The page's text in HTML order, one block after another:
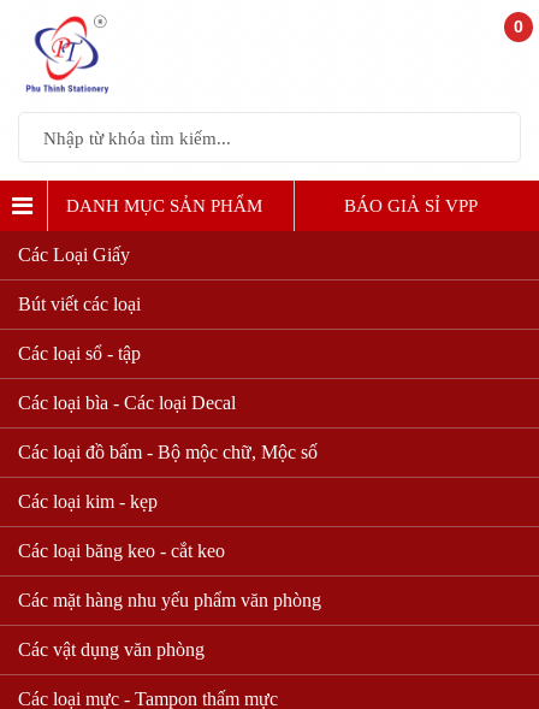
DANH MỤC SẢN PHẨM BÁO GIẢ SỈ VPP
Các Loại Giấy
Bút viết các loại
Các loại sổ - tập
Các loại bìa - Các loại Decal
Các loại đồ bấm - Bộ mộc chữ, Mộc số
Các loại kim - kẹp
Các loại băng keo - cắt keo
Các mặt hàng nhu yếu phẩm văn phòng
Các vật dụng văn phòng
Các loại mực - Tampon thấm mực
0